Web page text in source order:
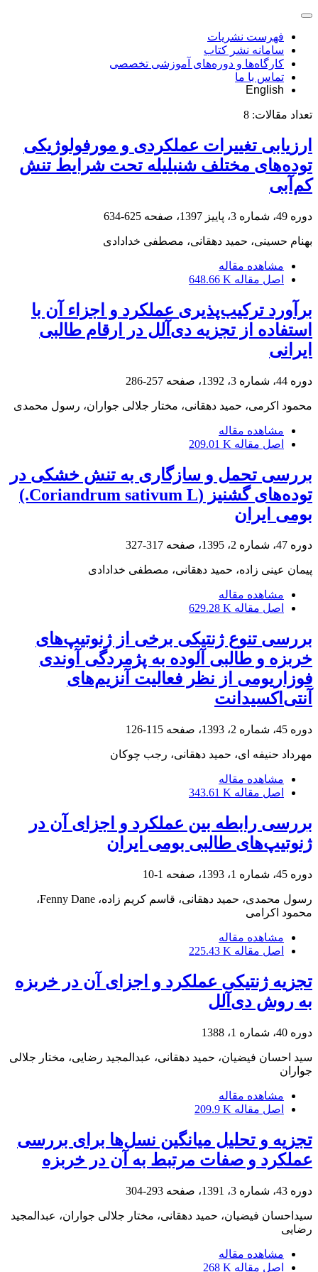
فهرست نشریات
سامانه نشر کتاب
کارگاه‌ها و دوره‌های آموزشی تخصصی
تماس با ما
English
تعداد مقالات: 8
ارزیابی تغییرات عملکردی و مورفولوژیکی
توده‌های مختلف شنبلیله تحت شرایط تنش
کم‌آبی
دوره 49، شماره 3، پاییز 1397، صفحه 625-634
بهنام حسینی، حمید دهقانی، مصطفی خدادادی
مشاهده مقاله
اصل مقاله 648.66 K
برآورد ترکیب‌پذیری عملکرد و اجزاء آن با
استفاده از تجزیه دی‌آلل در ارقام طالبی
ایرانی
دوره 44، شماره 3، 1392، صفحه 257-286
محمود اکرمی، حمید دهقانی، مختار جلالی جواران، رسول محمدی
مشاهده مقاله
اصل مقاله 209.01 K
بررسی تحمل و سازگاری به تنش خشکی در
توده‌های گشنیز (Coriandrum sativum L.)
بومی ایران
دوره 47، شماره 2، 1395، صفحه 317-327
پیمان عینی زاده، حمید دهقانی، مصطفی خدادادی
مشاهده مقاله
اصل مقاله 629.28 K
بررسی تنوع ژنتیکی برخی از ژنوتیپ‌های
خربزه و طالبی آلوده به پژمردگی آوندی
فوزاریومی از نظر فعالیت آنزیم‌های
آنتی‌اکسیدانت
دوره 45، شماره 2، 1393، صفحه 115-126
مهرداد حنیفه ای، حمید دهقانی، رجب چوکان
مشاهده مقاله
اصل مقاله 343.61 K
بررسی رابطه بین عملکرد و اجزای آن در
ژنوتیپ‌های طالبی بومی ایران
دوره 45، شماره 1، 1393، صفحه 1-10
رسول محمدی، حمید دهقانی، قاسم کریم زاده، Fenny Dane،
محمود اکرامی
مشاهده مقاله
اصل مقاله 225.43 K
تجزیه ژنتیکی عملکرد و اجزای آن در خربزه
به روش دی‌آلل
دوره 40، شماره 1، 1388
سید احسان فیضیان، حمید دهقانی، عبدالمجید رضایی، مختار جلالی
جواران
مشاهده مقاله
اصل مقاله 209.9 K
تجزیه و تحلیل میانگین نسل‌ها برای بررسی
عملکرد و صفات مرتبط به آن در خربزه
دوره 43، شماره 3، 1391، صفحه 293-304
سیداحسان فیضیان، حمید دهقانی، مختار جلالی جواران، عبدالمجید
رضایی
مشاهده مقاله
اصل مقاله 268 K